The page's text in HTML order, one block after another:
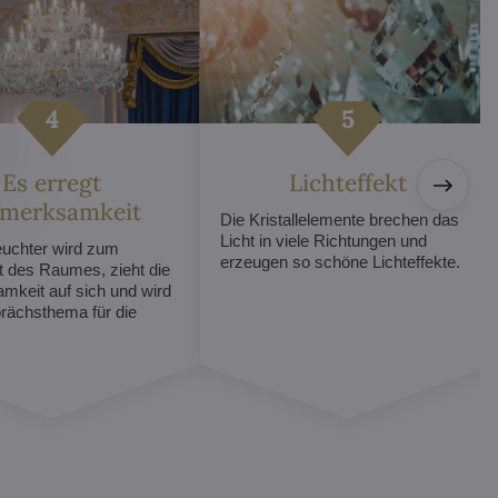
Es erregt
wird zum
des Raumes, zieht die
auf sich und wird
für die
Lichteffekt
Die Kristallelemente brechen das
Licht in viele Richtungen und
erzeugen so schöne Lichteffekte.